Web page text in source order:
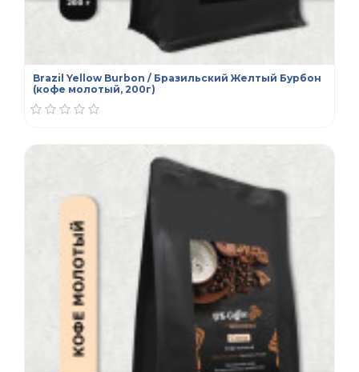
Brazil Yellow Burbon / Бразильский Желтый Бурбон
(кофе молотый, 200г)